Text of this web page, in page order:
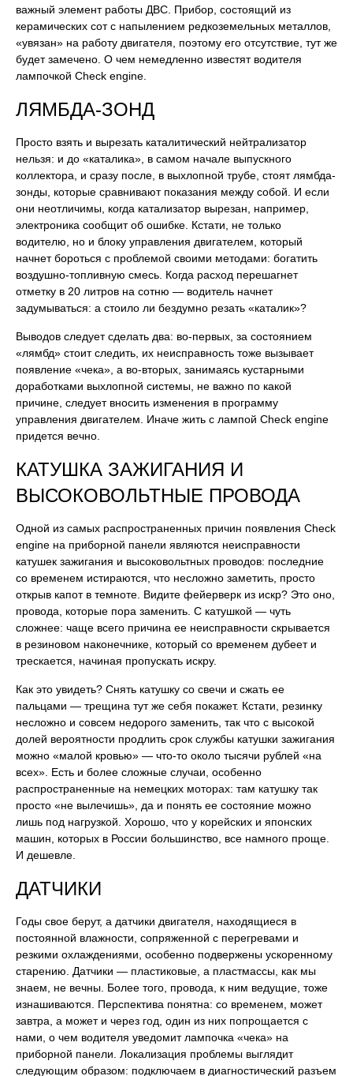
важный элемент работы ДВС. Прибор, состоящий из
керамических сот с напылением редкоземельных металлов,
«увязан» на работу двигателя, поэтому его отсутствие, тут же
будет замечено. О чем немедленно известят водителя
лампочкой Check engine.
ЛЯМБДА-ЗОНД
Просто взять и вырезать каталитический нейтрализатор
нельзя: и до «каталика», в самом начале выпускного
коллектора, и сразу после, в выхлопной трубе, стоят лямбда-
зонды, которые сравнивают показания между собой. И если
они неотличимы, когда катализатор вырезан, например,
электроника сообщит об ошибке. Кстати, не только
водителю, но и блоку управления двигателем, который
начнет бороться с проблемой своими методами: богатить
воздушно-топливную смесь. Когда расход перешагнет
отметку в 20 литров на сотню — водитель начнет
задумываться: а стоило ли бездумно резать «каталик»?
Выводов следует сделать два: во-первых, за состоянием
«лямбд» стоит следить, их неисправность тоже вызывает
появление «чека», а во-вторых, занимаясь кустарными
доработками выхлопной системы, не важно по какой
причине, следует вносить изменения в программу
управления двигателем. Иначе жить с лампой Check engine
придется вечно.
КАТУШКА ЗАЖИГАНИЯ И
ВЫСОКОВОЛЬТНЫЕ ПРОВОДА
Одной из самых распространенных причин появления Check
engine на приборной панели являются неисправности
катушек зажигания и высоковольтных проводов: последние
со временем истираются, что несложно заметить, просто
открыв капот в темноте. Видите фейерверк из искр? Это оно,
провода, которые пора заменить. С катушкой — чуть
сложнее: чаще всего причина ее неисправности скрывается
в резиновом наконечнике, который со временем дубеет и
трескается, начиная пропускать искру.
Как это увидеть? Снять катушку со свечи и сжать ее
пальцами — трещина тут же себя покажет. Кстати, резинку
несложно и совсем недорого заменить, так что с высокой
долей вероятности продлить срок службы катушки зажигания
можно «малой кровью» — что-то около тысячи рублей «на
всех». Есть и более сложные случаи, особенно
распространенные на немецких моторах: там катушку так
просто «не вылечишь», да и понять ее состояние можно
лишь под нагрузкой. Хорошо, что у корейских и японских
машин, которых в России большинство, все намного проще.
И дешевле.
ДАТЧИКИ
Годы свое берут, а датчики двигателя, находящиеся в
постоянной влажности, сопряженной с перегревами и
резкими охлаждениями, особенно подвержены ускоренному
старению. Датчики — пластиковые, а пластмассы, как мы
знаем, не вечны. Более того, провода, к ним ведущие, тоже
изнашиваются. Перспектива понятна: со временем, может
завтра, а может и через год, один из них попрощается с
нами, о чем водителя уведомит лампочка «чека» на
приборной панели. Локализация проблемы выглядит
следующим образом: подключаем в диагностический разъем